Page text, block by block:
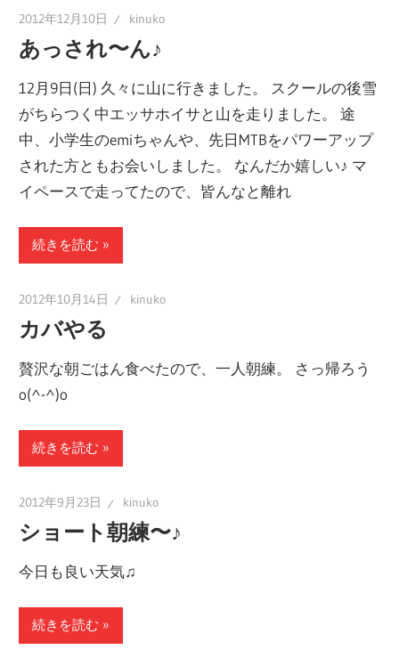
2012年12月10日 kinuko
あっされ〜ん♪
12月9日(日) 久々に山に行きました。 スクールの後雪
がちらつく中エッサホイサと山を走りました。 途
中、小学生のemiちゃんや、先日MTBをパワーアップ
された方ともお会いしました。 なんだか嬉しい♪ マ
イペースで走ってたので、皆んなと離れ
続きを読む
2012年10月14日 kinuko
カバやる
贅沢な朝ごはん食べたので、一人朝練。 さっ帰ろう
o(^-^)o
続きを読む
2012年9月23日 kinuko
ショート朝練〜♪
今日も良い天気♫
続きを読む